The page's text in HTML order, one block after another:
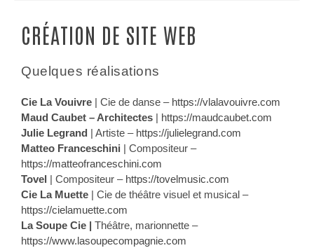
CRÉATION DE SITE WEB
Quelques réalisations
Cie La Vouivre | Cie de danse – https://vlalavouivre.com
Maud Caubet – Architectes | https://maudcaubet.com
Julie Legrand | Artiste – https://julielegrand.com
Matteo Franceschini | Compositeur –
https://matteofranceschini.com
Tovel | Compositeur – https://tovelmusic.com
Cie La Muette | Cie de théâtre visuel et musical –
https://cielamuette.com
La Soupe Cie | Théâtre, marionnette –
https://www.lasoupecompagnie.com